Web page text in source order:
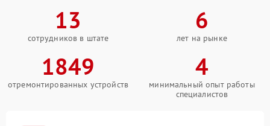
13
сотрудников в штате
6
лет на рынке
1849
отремонтированных устройств
4
минимальный опыт работы
специалистов